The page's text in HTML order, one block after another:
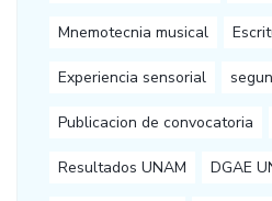
Mnemotecnia musical
Experiencia sensorial
Publicacion de convocatoria
Resultados UNAM DGAE